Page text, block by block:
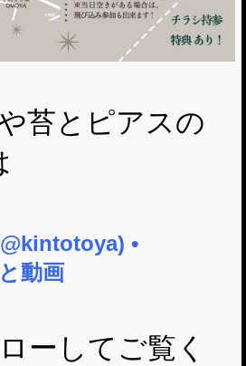
苔とピアスの
•
動画
ーしてご覧く